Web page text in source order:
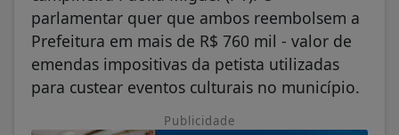
parlamentar quer que ambos reembolsem a
Prefeitura em mais de R$ 760 mil - valor de
emendas impositivas da petista utilizadas
para custear eventos culturais no município.
Publicidade